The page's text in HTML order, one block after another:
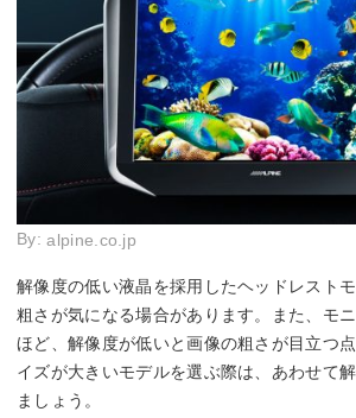
By:alpine.co.jp
解像度の低い液晶を採用したヘッドレスト
粗さが気になる場合があります。また、モ
ほど、解像度が低いと画像の粗さが目立つ
イズが大きいモデルを選ぶ際は、あわせて
ましょう。